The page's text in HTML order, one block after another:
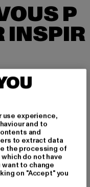
P
INSPIR
et receve
les tendances
de réduction d
use experience,
and to
and
to extract data
the processing of
do not have
to change
on "Accept" you